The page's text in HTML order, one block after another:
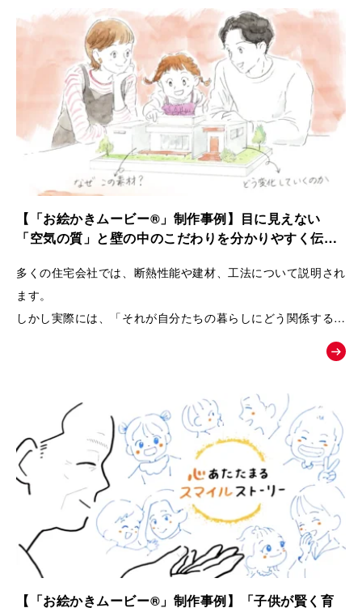
【「お絵かきムービー®」制作事例】目に見えない
「空気の質」と壁の中のこだわりを分かりやすく伝え
多くの住宅会社では、断熱性能や建材、工法について説明され
ます。
しかし実際には、「それが自分たちの暮らしにどう関係するの
か」が伝わりにくく、お客様の記憶に残りにくいという課題が
そこで本作品では、「子どもの湿疹」「夫のアレルギー」とい
う、多くの子育て世代が共感しやすい悩みを入口に設定しまし
た。
そして、家づくりを通して健康や暮らしが変化していく過程を
追体験していただくことで、
「空気の質」「見えない部分の素材」「長く快適に暮らせる家
づくり」の大切さを、感情とともに自然に理解していただける
構成になっています。
【「お絵かきムービー®」制作事例】「子供が賢く育